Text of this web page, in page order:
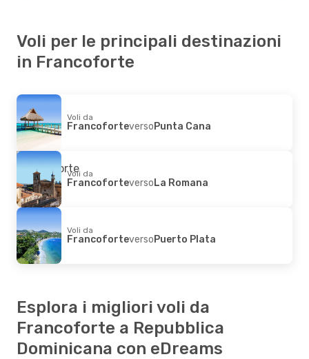
Voli per le principali destinazioni
in Francoforte
Voli da
FrancoforteversoPunta Cana
Voli da
FrancoforteversoLa Romana
Voli da
FrancoforteversoPuerto Plata
Esplora i migliori voli da
Francoforte a Repubblica
Dominicana con eDreams